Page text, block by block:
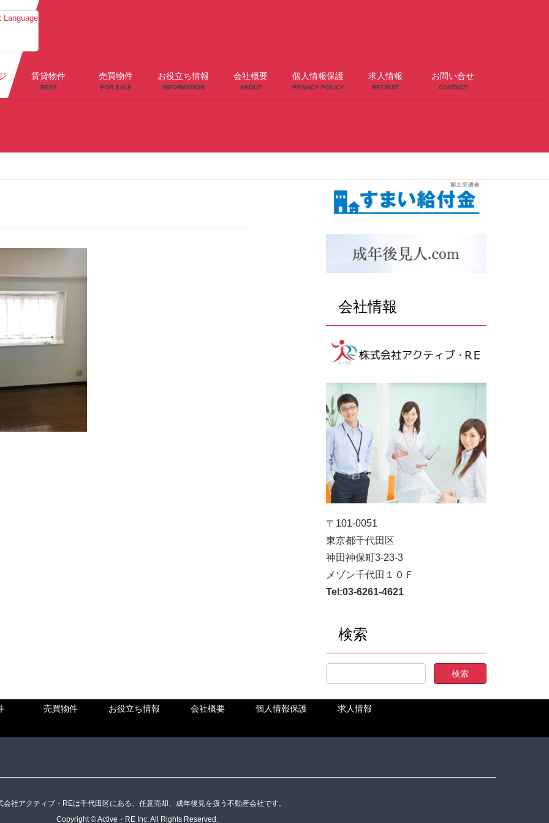
Language
賃貸物件
RENT
売買物件
FOR SALE
お役立ち情報
INFORMATION
会社概要
ABOUT
個人情報保護
PRIVACY POLICY
求人情報
RECRUIT
お問い合せ
CONTACT
会社情報
〒101-0051
東京都千代田区
神田神保町3-23-3
メゾン千代田１０Ｆ
Tel:03-6261-4621
検索
売買物件 お役立ち情報 会社概要 個人情報保護 求人情報
会社アクティブ・REは千代田区にある、任意売却、成年後見を扱う不動産会社です。
Copyright © Active・RE Inc. All Rights Reserved.